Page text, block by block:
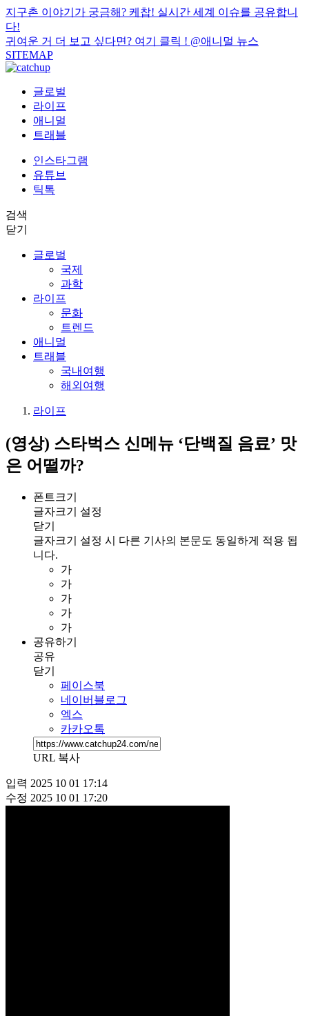
지구촌 이야기가 궁금해? 케찹! 실시간 세계 이슈를 공유합니
다!
귀여운 거 더 보고 싶다면? 여기 클릭 ! @애니멀 뉴스
SITEMAP
글로벌
라이프
애니멀
트래블
인스타그램
유튜브
틱톡
검색
닫기
글로벌
국제
과학
라이프
문화
트렌드
애니멀
트래블
국내여행
해외여행
라이프
(영상) 스타벅스 신메뉴 ‘단백질 음료’ 맛
은 어떨까?
폰트크기
글자크기 설정
닫기
글자크기 설정 시 다른 기사의 본문도 동일하게 적용 됩
니다.
가
가
가
가
가
공유하기
공유
닫기
페이스북
네이버블로그
엑스
카카오톡
URL 복사
입력 2025 10 01 17:14
수정 2025 10 01 17:20